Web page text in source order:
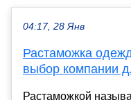
04:17, 28 Янв
Растаможка
выбор компании
Растаможкой